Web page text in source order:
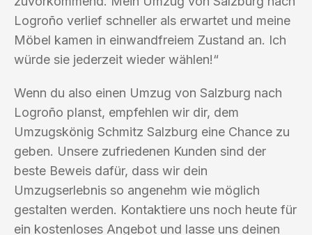
Logroño verlief schneller als erwartet und meine
Möbel kamen in einwandfreiem Zustand an. Ich
würde sie jederzeit wieder wählen!“
Wenn du also einen Umzug von Salzburg nach
Logroño planst, empfehlen wir dir, dem
Umzugskönig Schmitz Salzburg eine Chance zu
geben. Unsere zufriedenen Kunden sind der
beste Beweis dafür, dass wir dein
Umzugserlebnis so angenehm wie möglich
gestalten werden. Kontaktiere uns noch heute für
ein kostenloses Angebot und lasse uns deinen